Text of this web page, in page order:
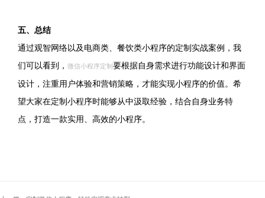
五、总结
通过观智网络以及电商类、餐饮类小程序的定制实战案例，我
们可以看到， 微信小程序定制 要根据自身需求进行功能设计和界面
设计，注重用户体验和营销策略，才能实现小程序的价值。希
望大家在定制小程序时能够从中汲取经验，结合自身业务特
点，打造一款实用、高效的小程序。